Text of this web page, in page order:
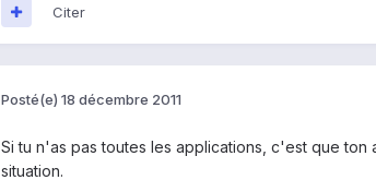
Citer
Posté(e) 18 décembre 2011
Si tu n'as pas toutes les applications, c'est que
situation.